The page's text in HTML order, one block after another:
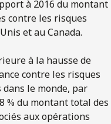
à 2016 du montant
contre les risques
et au Canada.
à la hausse de
contre les risques
le monde, par
% du montant total des
aux opérations